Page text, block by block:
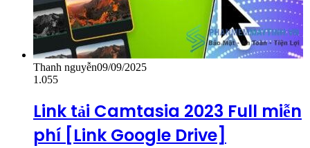
Thanh nguyễn09/09/2025
1.055
Link tải Camtasia 2023 Full miễn
phí [Link Google Drive]